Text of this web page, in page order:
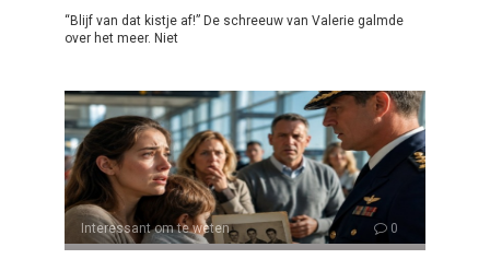
“Blijf van dat kistje af!” De schreeuw van Valerie galmde
over het meer. Niet
Interessant om te weten 0